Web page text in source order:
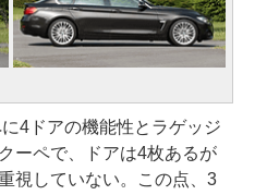
4ドアの機能性とラゲッジ
ーペで、ドアは4枚あるが
視していない。この点、3